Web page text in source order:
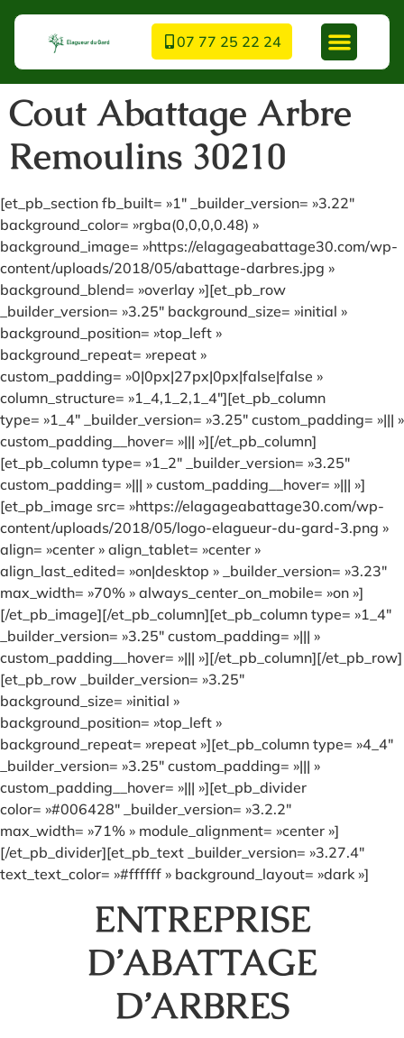
07 77 25 22 24
Cout Abattage Arbre
Remoulins 30210
[et_pb_section fb_built= »1″ _builder_version= »3.22″
background_color= »rgba(0,0,0,0.48) »
background_image= »https://elagageabattage30.com/wp-
content/uploads/2018/05/abattage-darbres.jpg »
background_blend= »overlay »][et_pb_row
_builder_version= »3.25″ background_size= »initial »
background_position= »top_left »
background_repeat= »repeat »
custom_padding= »0|0px|27px|0px|false|false »
column_structure= »1_4,1_2,1_4″][et_pb_column
type= »1_4″ _builder_version= »3.25″ custom_padding= »||| »
custom_padding__hover= »||| »][/et_pb_column]
[et_pb_column type= »1_2″ _builder_version= »3.25″
custom_padding= »||| » custom_padding__hover= »||| »]
[et_pb_image src= »https://elagageabattage30.com/wp-
content/uploads/2018/05/logo-elagueur-du-gard-3.png »
align= »center » align_tablet= »center »
align_last_edited= »on|desktop » _builder_version= »3.23″
max_width= »70% » always_center_on_mobile= »on »]
[/et_pb_image][/et_pb_column][et_pb_column type= »1_4″
_builder_version= »3.25″ custom_padding= »||| »
custom_padding__hover= »||| »][/et_pb_column][/et_pb_row]
[et_pb_row _builder_version= »3.25″
background_size= »initial »
background_position= »top_left »
background_repeat= »repeat »][et_pb_column type= »4_4″
_builder_version= »3.25″ custom_padding= »||| »
custom_padding__hover= »||| »][et_pb_divider
color= »#006428″ _builder_version= »3.2.2″
max_width= »71% » module_alignment= »center »]
[/et_pb_divider][et_pb_text _builder_version= »3.27.4″
text_text_color= »#ffffff » background_layout= »dark »]
ENTREPRISE
D’ABATTAGE
D’ARBRES